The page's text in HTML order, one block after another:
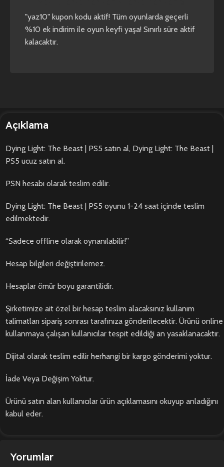
"yaz10" kupon kodu aktif! Tüm oyunlarda geçerli
%10 ek indirim ile oyun keyfi yaşa! Sınırlı süre aktif
kalacaktır.
Açıklama
Dying Light: The Beast | PS5 satın al, Dying Light: The Beast |
PS5 ucuz satın al.
PSN hesabı olarak teslim edilir.
Dying Light: The Beast | PS5 oyunu 1-24 saat içinde teslim
edilmektedir.
“Sadece offline olarak oynanılabilir!”
Hesap bilgileri değiştirilemez.
Hesaplar ömür boyu garantilidir.
Şirketimize ait özel bir hesap teslim alacaksınız kullanım
talimatları sipariş sonrası tarafınıza gönderilecektir. Ürünü online
kullanmaya çalışan kullanıcılar tespit edildiği an yasaklanacaktır.
Dijital olarak teslim edilir herhangi bir kargo gönderimi yoktur.
İade Veya Değişim Yoktur.
Ürünü satın alan kullanıcılar ürün açıklamasını okuyup anladığını
kabul eder.
Yorumlar